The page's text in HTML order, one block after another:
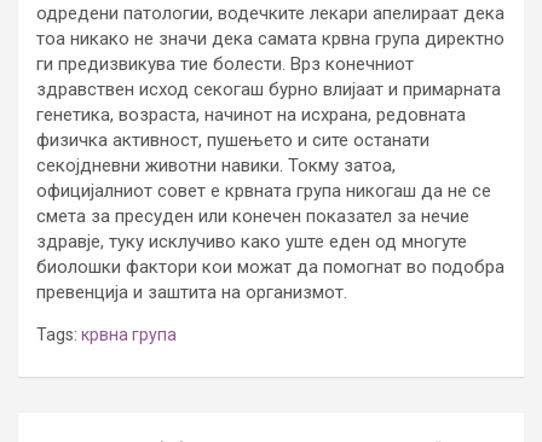
одредени патологии, водечките лекари апелираат дека
тоа никако не значи дека самата крвна група директно
ги предизвикува тие болести. Врз конечниот
здравствен исход секогаш бурно влијаат и примарната
генетика, возраста, начинот на исхрана, редовната
физичка активност, пушењето и сите останати
секојдневни животни навики. Токму затоа,
официјалниот совет е крвната група никогаш да не се
смета за пресуден или конечен показател за нечие
здравје, туку исклучиво како уште еден од многуте
биолошки фактори кои можат да помогнат во подобра
превенција и заштита на организмот.
Tags: крвна група